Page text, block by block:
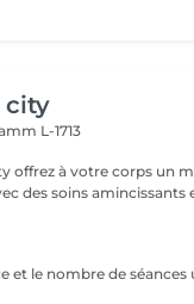
city
L-1713
offrez à votre corps un
des soins amincissants